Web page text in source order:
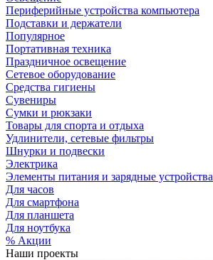
Периферийные устройства компьютера
Подставки и держатели
Популярное
Портативная техника
Праздничное освещение
Сетевое оборудование
Средства гигиены
Сувениры
Сумки и рюкзаки
Товары для спорта и отдыха
Удлинители, сетевые фильтры
Шнурки и подвески
Электрика
Элементы питания и зарядные устройства
Для часов
Для смартфона
Для планшета
Для ноутбука
% Акции
Наши проекты